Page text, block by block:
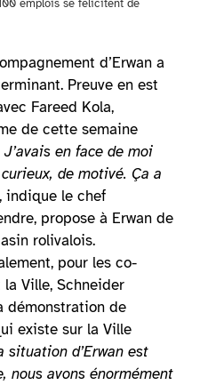
emplois se félicitent de
d’Erwan a
Preuve en est
Fareed Kola,
de cette semaine
J’avais en face de moi
de motivé. Ça a
, indique le chef
propose à Erwan de
rolivalois.
pour les co-
Ville, Schneider
démonstration de
existe sur la Ville
situation d’Erwan est
nous avons énormément